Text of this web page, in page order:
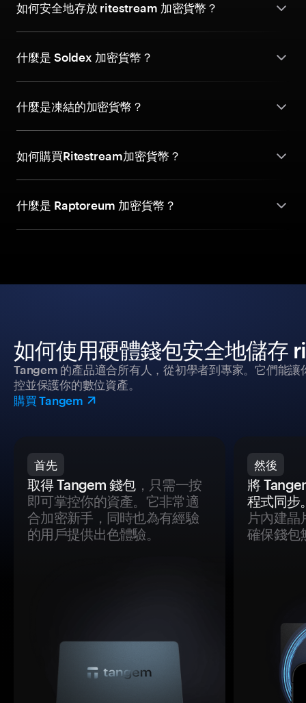
如何安全地存放 ritestream 加密貨幣？
什麼是 Soldex 加密貨幣？
什麼是凍結的加密貨幣？
如何購買Ritestream加密貨幣？
什麼是 Raptoreum 加密貨幣？
如何使用硬體錢包安全地儲存
Tangem 的產品適合所有人，從初學者到專家。它們能
控並保護你的數位資產。
購買 Tangem
首先
取得 Tangem 錢包，只需一按
即可掌控你的資產。它非常適
合加密新手，同時也為有經驗
的用戶提供出色體驗。
然後
將
程式同步
片內建晶
確保錢包